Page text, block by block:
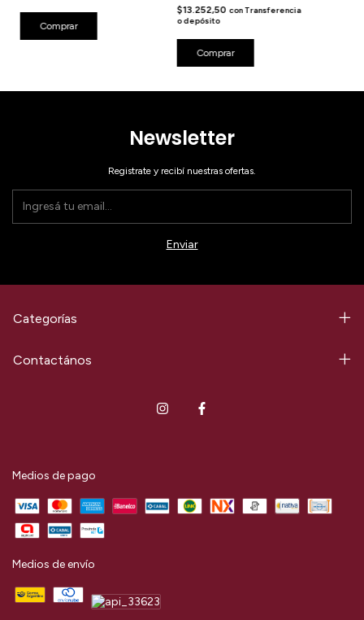
Comprar
$13.252,50 conTransferencia
o depósito
Comprar
Newsletter
Registrate y recibí nuestras ofertas.
Categorías
Contactános
Medios de pago
Medios de envío